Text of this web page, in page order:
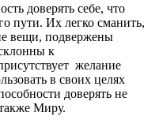
доверять себе, что
пути. Их легко сманить,
вещи, подвержены
к
желание
в своих целях
доверять не
Миру.